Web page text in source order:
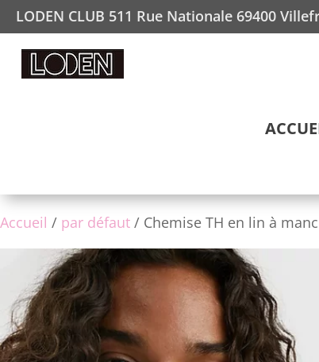
LODEN CLUB 511 Rue Nationale 69400
Accueil / par défaut / Chemise TH en lin à